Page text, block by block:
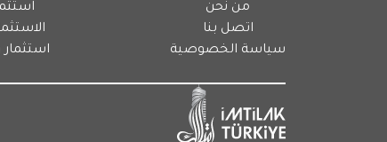
من نحن
اتصل بنا
سياسة الخصوصية